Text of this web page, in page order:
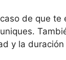
de que
y la